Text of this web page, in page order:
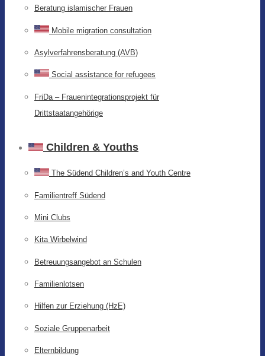
Beratung islamischer Frauen
Mobile migration consultation
Asylverfahrensberatung (AVB)
Social assistance for refugees
FriDa – Frauenintegrationsprojekt für
Drittstaatangehörige
Children & Youths
The Südend Children’s and Youth Centre
Familientreff Südend
Mini Clubs
Kita Wirbelwind
Betreuungsangebot an Schulen
Familienlotsen
Hilfen zur Erziehung (HzE)
Soziale Gruppenarbeit
Elternbildung